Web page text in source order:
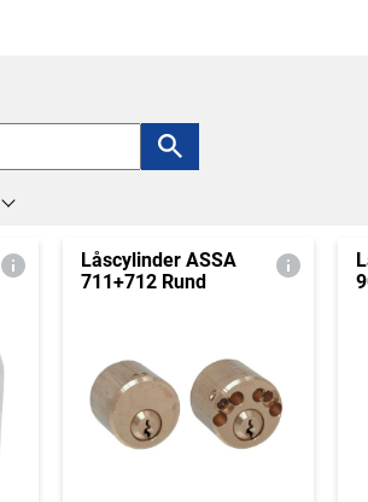
Låscylinder ASSA
711+712 Rund